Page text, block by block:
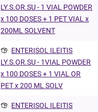
LY.S.OR.SU - 1 VIAL POWDER
x 100 DOSES + 1 PET VIAL x
200ML SOLVENT
ENTERISOL ILEITIS
LY.S.OR.SU - 1VIAL POWDER
x 100 DOSES + 1 VIAL OR
PET x 200 ML SOLV
ENTERISOL ILEITIS